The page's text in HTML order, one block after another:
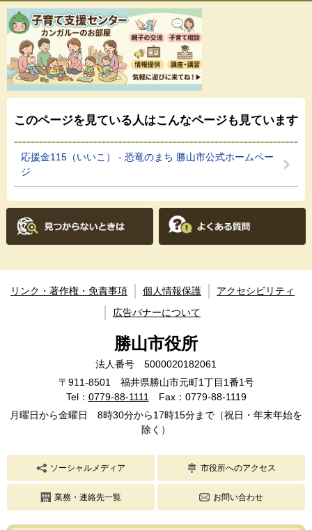
このページを見ている人はこんなページも見ています
応援金115（いいこ） - 恐竜のまち 勝山市公式ホームペー
ジ
リンク・著作権・免責事項 個人情報保護
アクセシビリティ
広告バナーについて
勝山市役所
法人番号 5000020182061
〒911-8501 福井県勝山市元町1丁目1番1号
Tel： 0779-88-1111
Fax：0779-88-1119
月曜日から金曜日 8時30分から17時15分まで（祝日・年末年始を
除く）
ソーシャルメディア 市役所へのアクセス
業務・連絡先一覧 お問い合わせ